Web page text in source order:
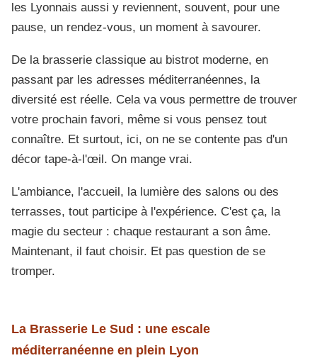
les Lyonnais aussi y reviennent, souvent, pour une
pause, un rendez-vous, un moment à savourer.
De la brasserie classique au bistrot moderne, en
passant par les adresses méditerranéennes, la
diversité est réelle. Cela va vous permettre de trouver
votre prochain favori, même si vous pensez tout
connaître. Et surtout, ici, on ne se contente pas d'un
décor tape-à-l'œil. On mange vrai.
L'ambiance, l'accueil, la lumière des salons ou des
terrasses, tout participe à l'expérience. C'est ça, la
magie du secteur : chaque restaurant a son âme.
Maintenant, il faut choisir. Et pas question de se
tromper.
La Brasserie Le Sud : une escale
méditerranéenne en plein Lyon